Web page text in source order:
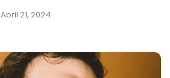
Abril 21, 2024